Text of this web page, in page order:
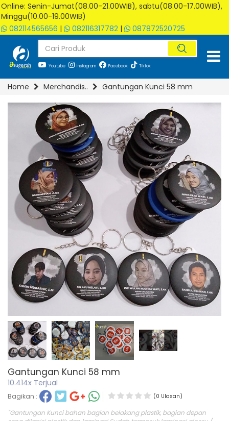
Online: Senin-Jumat(08.00-21.00WIB), sabtu(08.00-17.00WIB),
Minggu(10.00-19.00WIB)
082114565656 | 082116317782 | 087872520725
Youtube Instagram Facebook Tiktok
Home Merchandis.. Gantungan Kunci 58 mm
Gantungan Kunci 58 mm
10.414x Terjual
Bagikan : (0 Ulasan)
"Gantungan Kunci bahan bagian belakang plastik, bagian depan